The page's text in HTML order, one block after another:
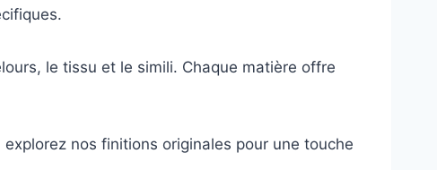
le tissu et le simili. Chaque matière offre
nos finitions originales pour une touche